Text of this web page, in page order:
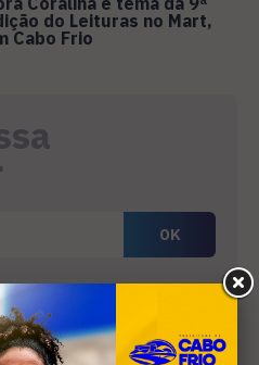
do Leituras no Mart,
Cabo Frio